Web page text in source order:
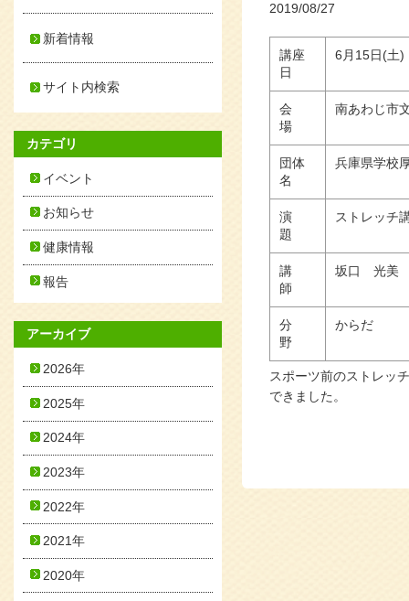
2019/08/27
講座
日
6月15日(土
会
場
南あわじ市
団体
名
兵庫県学校
演
題
ストレッチ
講
師
坂口 光美
分
野
からだ
スポーツ前のストレッ
できました。
新着情報
サイト内検索
カテゴリ
イベント
お知らせ
健康情報
報告
アーカイブ
2026年
2025年
2024年
2023年
2022年
2021年
2020年